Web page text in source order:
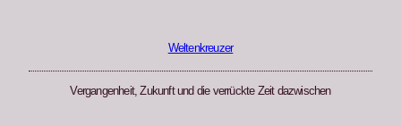
Weltenkreuzer
Vergangenheit, Zukunft und die verrückte Zeit dazwischen